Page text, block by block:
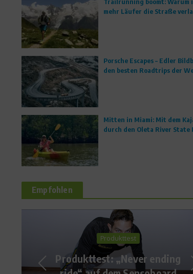
mehr Läufer die Straße
Porsche Escapes – Edler
den besten Roadtrips der
Mitten in Miami: Mit dem
durch den Oleta River State
Empfohlen
Dr. Sport
Lipomastie – Was bringt